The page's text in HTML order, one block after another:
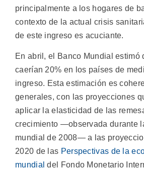
principalmente a los hogares de
contexto de la actual crisis
de este ingreso es acuciante.
En abril, el Banco Mundial estimó
caerían 20% en los países de
ingreso. Esta estimación es
generales, con las proyecciones
aplicar la elasticidad de las
crecimiento —observada durante
mundial de 2008— a las
2020 de las Perspectivas de la
mundialdel Fondo Monetario